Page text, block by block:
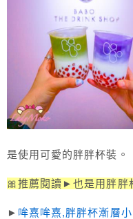
是使用可愛的胖胖杯裝。
🎀推薦閱讀►也是用胖胖
► 哞熹哞熹,胖胖杯漸層